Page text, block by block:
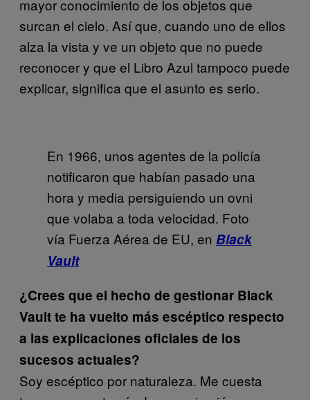
mayor conocimiento de los objetos que
surcan el cielo. Así que, cuando uno de ellos
alza la vista y ve un objeto que no puede
reconocer y que el Libro Azul tampoco puede
explicar, significa que el asunto es serio.
En 1966, unos agentes de la policía
notificaron que habían pasado una
hora y media persiguiendo un ovni
que volaba a toda velocidad. Foto
vía Fuerza Aérea de EU, en Black
Vault
¿Crees que el hecho de gestionar Black
Vault te ha vuelto más escéptico respecto
a las explicaciones oficiales de los
sucesos actuales?
Soy escéptico por naturaleza. Me cuesta